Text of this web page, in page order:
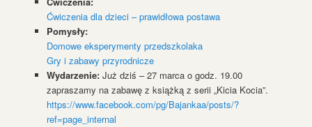
Ćwiczenia dla dzieci – prawidłowa postawa
Pomysły:
Domowe eksperymenty przedszkolaka
Gry i zabawy przyrodnicze
Wydarzenie:Już dziś – 27 marca o godz. 19.00
zapraszamy na zabawę z książką z serii „Kicia Kocia”.
https://www.facebook.com/pg/Bajankaa/posts/?
ref=page_internal